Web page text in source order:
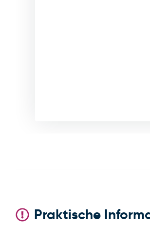
Praktische